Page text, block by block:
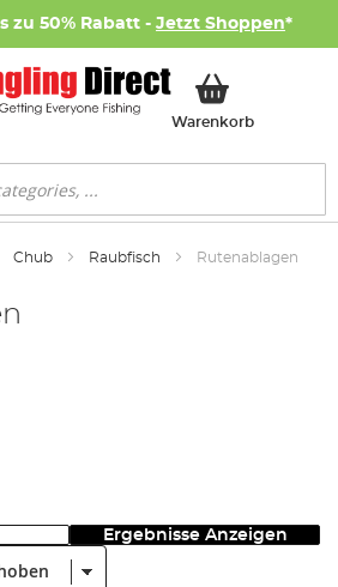
zu 50% Rabatt - Jetzt Shoppen*
WarenkorbMein
Chub Raubfisch Rutenablagen
Ergebnisse Anzeigen